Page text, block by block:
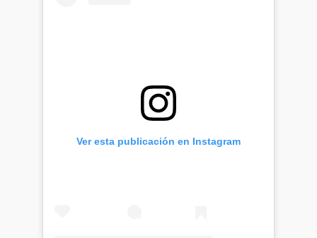
Ver esta publicación en Instagram